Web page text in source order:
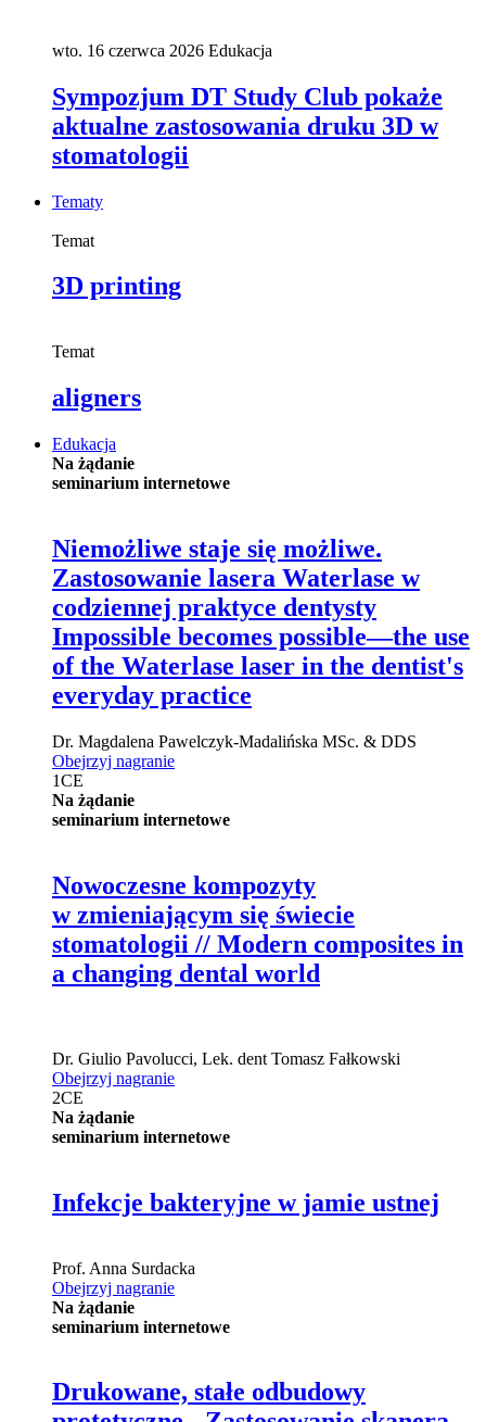
wto. 16 czerwca 2026 Edukacja
Sympozjum DT Study Club pokaże
aktualne zastosowania druku 3D w
stomatologii
Tematy
Temat
3D printing
Temat
aligners
Edukacja
Na żądanie
seminarium internetowe
Niemożliwe staje się możliwe.
Zastosowanie lasera Waterlase w
codziennej praktyce dentysty
Impossible becomes possible—the use
of the Waterlase laser in the dentist's
everyday practice
Dr. Magdalena Pawelczyk-Madalińska MSc. & DDS
Obejrzyj nagranie
1CE
Na żądanie
seminarium internetowe
Nowoczesne kompozyty
w zmieniającym się świecie
stomatologii // Modern composites in
a changing dental world
Dr. Giulio Pavolucci, Lek. dent Tomasz Fałkowski
Obejrzyj nagranie
2CE
Na żądanie
seminarium internetowe
Infekcje bakteryjne w jamie ustnej
Prof. Anna Surdacka
Obejrzyj nagranie
Na żądanie
seminarium internetowe
Drukowane, stałe odbudowy